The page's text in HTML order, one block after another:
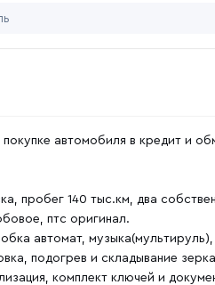
автoмобиля в кpeдит и
пробег 140 тыс.км, два
птс оригинал.
автомат,
подогрев и складывание
комплект ключей и